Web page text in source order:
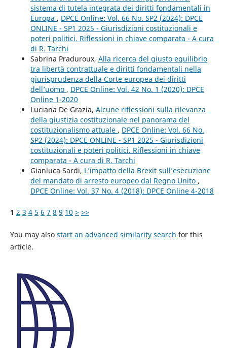
sistema di tutela integrata dei diritti fondamentali in
Europa , DPCE Online: Vol. 66 No. SP2 (2024): DPCE
ONLINE - SP1 2025 - Giurisdizioni costituzionali e
poteri politici. Riflessioni in chiave comparata - A cura
di R. Tarchi
Sabrina Praduroux, Alla ricerca del giusto equilibrio
tra libertà contrattuale e diritti fondamentali nella
giurisprudenza della Corte europea dei diritti
dell’uomo , DPCE Online: Vol. 42 No. 1 (2020): DPCE
Online 1-2020
Luciana De Grazia, Alcune riflessioni sulla rilevanza
della giustizia costituzionale nel panorama del
costituzionalismo attuale , DPCE Online: Vol. 66 No.
SP2 (2024): DPCE ONLINE - SP1 2025 - Giurisdizioni
costituzionali e poteri politici. Riflessioni in chiave
comparata - A cura di R. Tarchi
Gianluca Sardi, L’impatto della Brexit sull’esecuzione
del mandato di arresto europeo dal Regno Unito ,
DPCE Online: Vol. 37 No. 4 (2018): DPCE Online 4-2018
1 2 3 4 5 6 7 8 9 10 > >>
You may also start an advanced similarity search for this
article.